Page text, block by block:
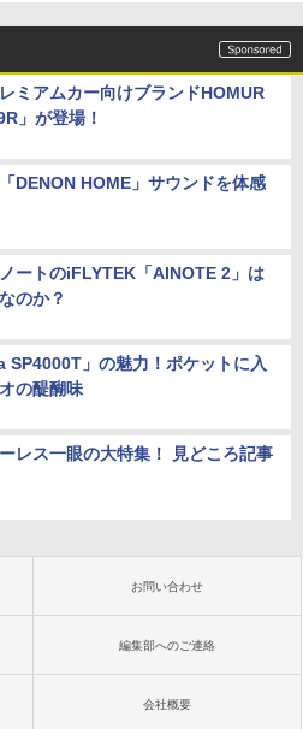
ミアムカー向けブランドHOMUR
」が登場！
DENON HOME」サウンドを体感
ートのiFLYTEK「AINOTE 2」は
のか？
SP4000T」の魅力！ポケットに入
の醍醐味
レス一眼の大特集！ 見どころ記事
お問い合わせ
編集部へのご連絡
会社概要